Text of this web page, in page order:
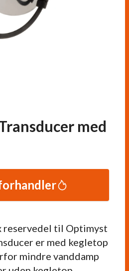
med
reservedel til Optimyst
er med kegletop
mindre vanddamp